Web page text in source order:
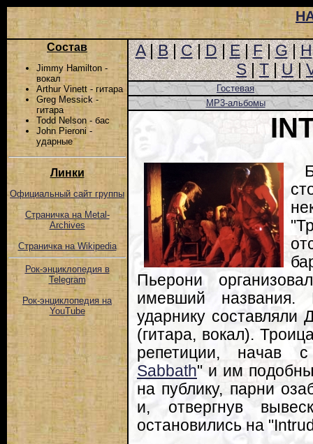
Состав
Jimmy Hamilton -
вокал
Arthur Vinett - гитара
Greg Messick -
гитара
Todd Nelson - бас
John Pieroni -
ударные
Линки
Официальный сайт группы
Страничка на Metal-
Archives
Страничка на Wikipedia
Рок-энциклопедия в
Telegram
Рок-энциклопедия на
YouTube
A|B|C|D|E|F|G|H
S|T|U|
Гостевая
MP3-альбомы
Пьерони
имевший
ударнику
(гитара, вокал).
репетиции, начав
Sabbath" и им
на публику, парни
и, отвергнув
остановились на